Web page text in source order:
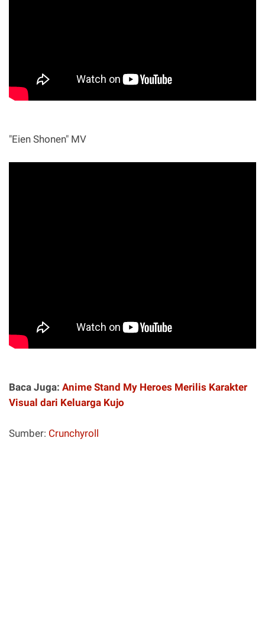
"Eien Shonen" MV
Baca Juga: Anime Stand My Heroes Merilis Karakter
Visual dari Keluarga Kujo
Sumber: Crunchyroll